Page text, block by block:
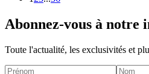
Abonnez-vous à notre
Toute l'actualité, les exclusivités et